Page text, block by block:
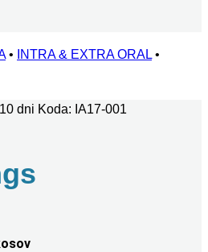
• INTRA & EXTRA ORAL •
dni Koda: IA17-001